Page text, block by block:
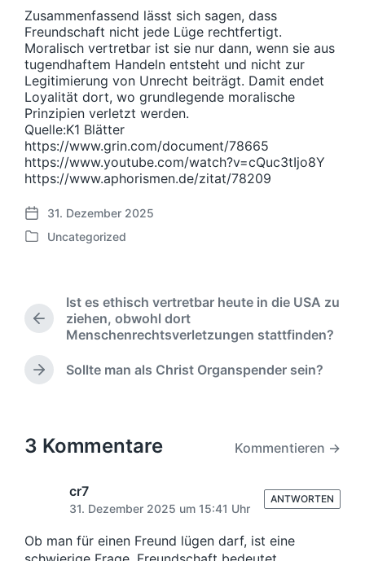
Zusammenfassend lässt sich sagen, dass
Freundschaft nicht jede Lüge rechtfertigt.
Moralisch vertretbar ist sie nur dann, wenn sie aus
tugendhaftem Handeln entsteht und nicht zur
Legitimierung von Unrecht beiträgt. Damit endet
Loyalität dort, wo grundlegende moralische
Prinzipien verletzt werden.
Quelle:K1 Blätter
https://www.grin.com/document/78665
https://www.youtube.com/watch?v=cQuc3tIjo8Y
https://www.aphorismen.de/zitat/78209
V
e
e
l
u
t
31. Dezember 2025
V
f
f
n
t
h
Uncategorized
V
r
h
g
e
t
r
Ist es ethisch vertretbar heute in die USA zu
ziehen, obwohl dort
Menschenrechtsverletzungen stattfinden?
N
s
i
t
Sollte man als Christ Organspender sein?
3 Kommentare Kommentieren →
cr7
31. Dezember 2025 um 15:41 Uhr
Ob man für einen Freund lügen darf, ist eine
ANTWORTEN